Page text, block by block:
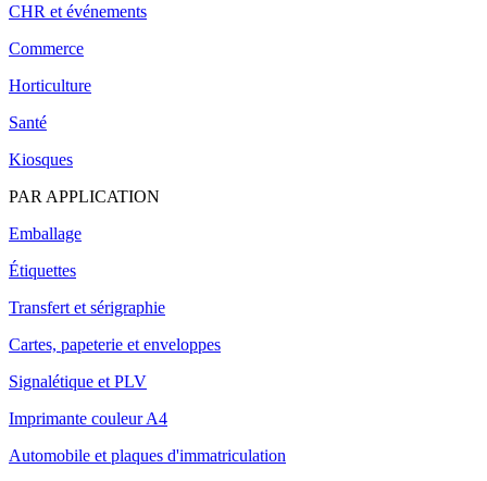
CHR et événements
Commerce
Horticulture
Santé
Kiosques
PAR APPLICATION
Emballage
Étiquettes
Transfert et sérigraphie
Cartes, papeterie et enveloppes
Signalétique et PLV
Imprimante couleur A4
Automobile et plaques d'immatriculation